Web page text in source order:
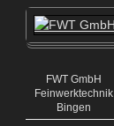
FWT GmbH
Feinwerktechnik
Bingen